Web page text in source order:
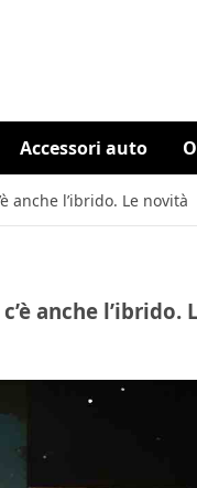
Accessori auto
anche l’ibrido. Le novità
anche l’ibrido.